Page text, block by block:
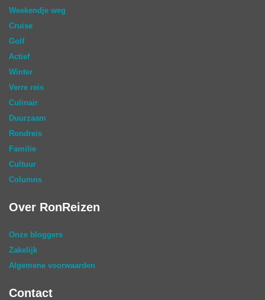
Weekendje weg
Cruise
Golf
Actief
Winter
Verre reis
Culinair
Duurzaam
Rondreis
Familie
Cultuur
Columns
Over RonReizen
Onze bloggers
Zakelijk
Algemene voorwaarden
Contact